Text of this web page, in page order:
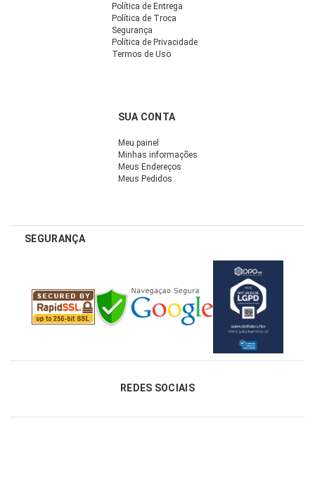
Política de Entrega
Política de Troca
Segurança
Política de Privacidade
Termos de Uso
SUA CONTA
Meu painel
Minhas informações
Meus Endereços
Meus Pedidos
SEGURANÇA
REDES SOCIAIS